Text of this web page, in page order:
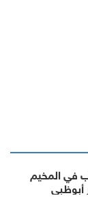
في المخيم
أبوظبي